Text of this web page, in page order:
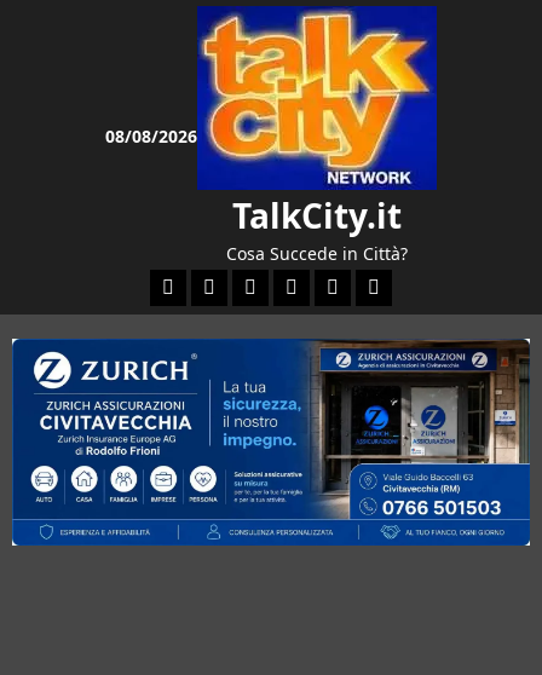
08/08/2026
TalkCity.it
Cosa Succede in Città?
FacebookInstagram
YouTubeTwitterEmailEnte Parco